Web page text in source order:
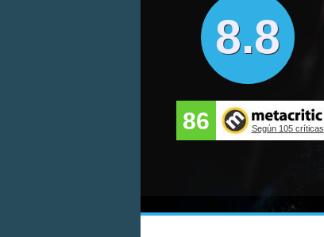
8.8
86 Según 105 críticas